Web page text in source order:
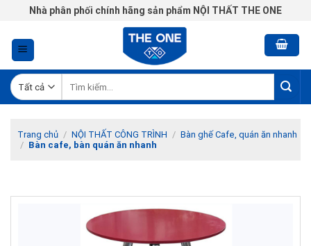
Chuyển
nội
dung
Nhà phân phối chính hãng sản phẩm NỘI THẤT THE ONE
kiếm:
Trang chủ / NỘI THẤT CÔNG TRÌNH / Bàn ghế Cafe, quán ăn nhanh
/ Bàn cafe, bàn quán ăn nhanh